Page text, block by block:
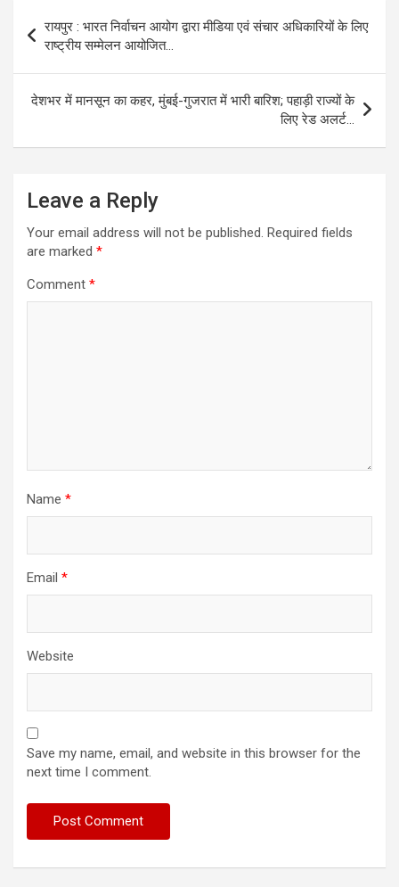
navigation
रायपुर : भारत निर्वाचन आयोग द्वारा मीडिया एवं संचार अधिकारियों के लिए
राष्ट्रीय सम्मेलन आयोजित…
देशभर में मानसून का कहर, मुंबई-गुजरात में भारी बारिश; पहाड़ी राज्यों के
लिए रेड अलर्ट…
Leave a Reply
Your email address will not be published. Required fields
are marked *
Comment *
Name *
Email *
Website
Save my name, email, and website in this browser for the
next time I comment.